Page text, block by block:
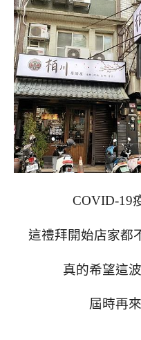
COVID-19
這禮拜開始店家都
真的希望這
屆時再